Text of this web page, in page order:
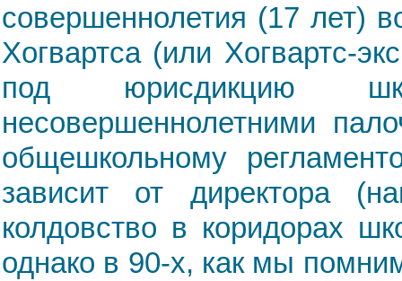
совершеннолетия (17 лет)
Хогвартса (или Хогвартс-
под юрисдикцию
несовершеннолетними
общешкольному
зависит от директора
колдовство в коридорах
однако в 90-х, как мы